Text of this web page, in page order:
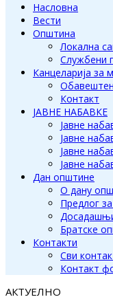
Насловна
Вести
Општина
Локална
Службени
Канцеларија за
Контакт
ЈАВНЕ НАБАВКЕ
Јавне
Јавне
Јавне
Јавне
Дан општине
О дану
Предлог
Братске
Контакти
Сви
Контакт
АКТУЕЛНО